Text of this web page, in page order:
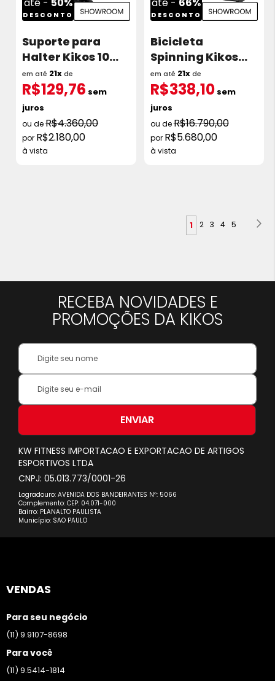
até - 50%
DESCONTO
Suporte para
Halter Kikos 10
pares Showroom
R$4.360,00
R$2.180,00
à vista
em até 21xde
R$129,76 sem
juros
até - 66%
DESCONTO
Bicicleta
Spinning Kikos
MS4000 Roda de
Inércia 22kg
Showroom
R$16.790,00
R$5.680,00
à vista
em até 21xde
R$338,10sem
juros
Você
a
pagina
1 Página
2 Página
3 Página
4 Página
5
RECEBA NOVIDADES E
PROMOÇÕES DA KIKOS
Your
Name:
Inscreva-
na
Newsletter:
ENVIAR
KW FITNESS IMPORTACAO E EXPORTACAO DE ARTIGOS
ESPORTIVOS LTDA
CNPJ: 05.013.773/0001-26
Logradouro: AVENIDA DOS BANDEIRANTES Nº: 5066
Complemento: CEP: 04.071-000
Bairro: PLANALTO PAULISTA
Município: SAO PAULO
VENDAS
Para seu negócio
(11) 9.9107-8698
Para você
(11) 9.5414-1814